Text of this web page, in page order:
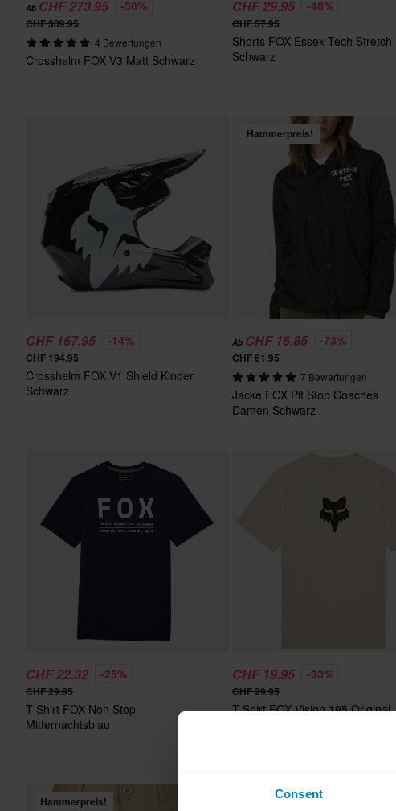
Consent
Ab CHF 273.95 -30%
CHF 389.95
4 Bewertungen
Crosshelm FOX V3 Matt Schwarz
CHF 29.95 -48%
CHF 57.95
Shorts FOX Essex Tech Stretch
Schwarz
CHF 167.95 -14%
CHF 194.95
Crosshelm FOX V1 Shield Kinder
Schwarz
Hammerpreis!
Ab CHF 16.85 -73%
CHF 61.95
7 Bewertungen
Jacke FOX Pit Stop Coaches
Damen Schwarz
CHF 22.32 -25%
CHF 29.95
T-Shirt FOX Non Stop
Mitternachtsblau
CHF 19.95 -33%
CHF 29.95
T-Shirt FOX Vision 195 Original
Hammerpreis!